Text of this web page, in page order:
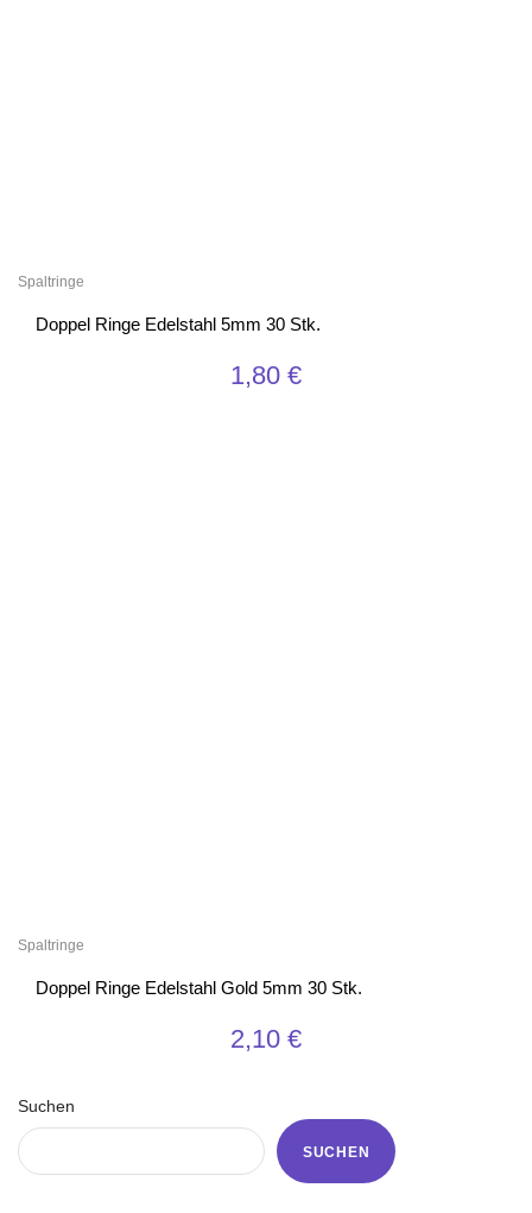
Spaltringe
Doppel Ringe Edelstahl 5mm 30 Stk.
1,80 €
Spaltringe
Doppel Ringe Edelstahl Gold 5mm 30 Stk.
2,10 €
Suchen
SUCHEN